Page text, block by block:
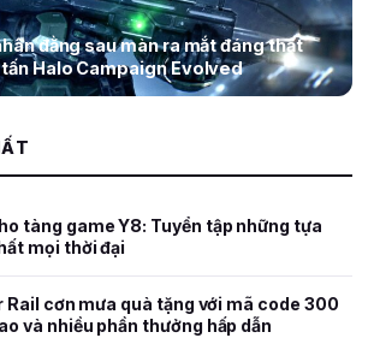
đằng sau màn ra mắt đáng thất
Halo Campaign Evolved
tàng game Y8: Tuyển tập những tựa
mọi thời đại
Rail cơn mưa quà tặng với mã code 300
và nhiều phần thưởng hấp dẫn